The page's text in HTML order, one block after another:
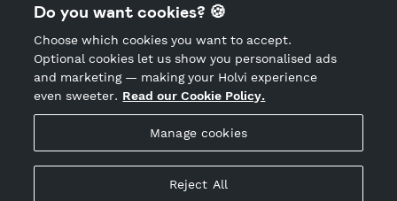
Hosted by Holvi
Holvi Payment Services Ltd is regulated by the Financial
Cancellation policy
CANCEL ORDER
Do you want cookies? 🍪
Choose which cookies you want to accept.
Optional cookies let us show you personalised ads
and marketing — making your Holvi experience
even sweeter. Read our Cookie Policy.
Manage cookies
Reject All